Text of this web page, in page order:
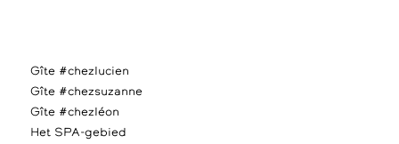
Gîte #chezlucien
Gîte #chezsuzanne
Gîte #chezléon
Het SPA-gebied